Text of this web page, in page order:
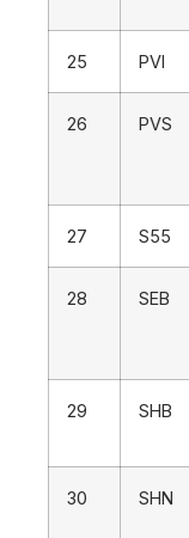
25 PVI
26 PVS
27 S55
28 SEB
29 SHB
30 SHN